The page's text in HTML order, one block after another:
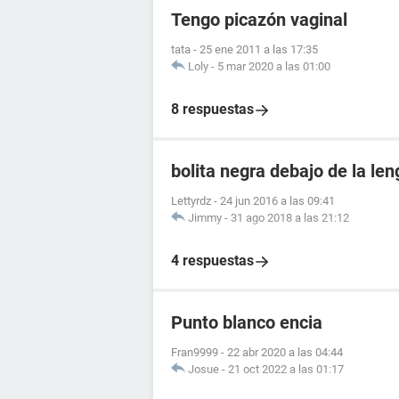
Tengo picazón vaginal
tata - 25 ene 2011 a las 17:35
Loly - 5 mar 2020 a las 01:00
8 respuestas
bolita negra debajo de la
Lettyrdz - 24 jun 2016 a las 09:41
Jimmy - 31 ago 2018 a las 21:12
4 respuestas
Punto blanco encia
Fran9999 - 22 abr 2020 a las 04:44
Josue - 21 oct 2022 a las 01:17